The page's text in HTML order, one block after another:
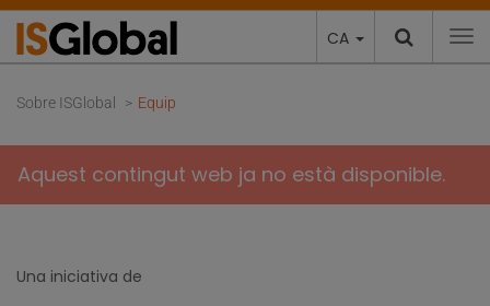
CA
Sobre ISGlobal Equip
Aquest contingut web ja no està disponible.
Una iniciativa de